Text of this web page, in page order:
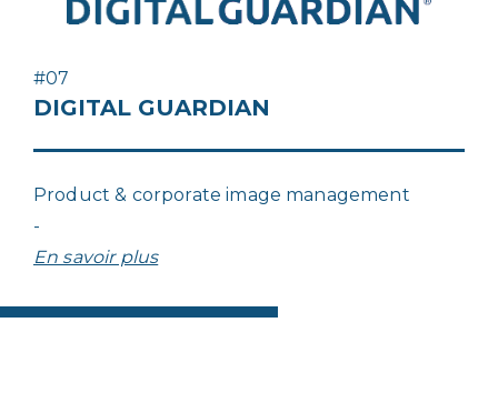
#07
DIGITAL GUARDIAN
Product & corporate image management
-
En savoir plus